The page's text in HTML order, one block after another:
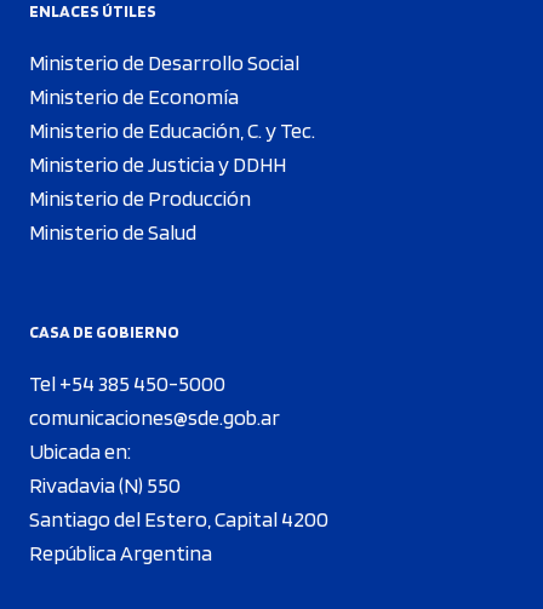
ENLACES ÚTILES
Ministerio de Desarrollo Social
Ministerio de Economía
Ministerio de Educación, C. y Tec.
Ministerio de Justicia y DDHH
Ministerio de Producción
Ministerio de Salud
CASA DE GOBIERNO
Tel +54 385 450-5000
comunicaciones@sde.gob.ar
Ubicada en:
Rivadavia (N) 550
Santiago del Estero, Capital 4200
República Argentina